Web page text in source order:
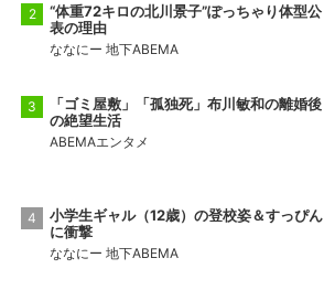
“体重72キロの北川景子”ぽっちゃり体型公
表の理由
ななにー 地下ABEMA
「ゴミ屋敷」「孤独死」布川敏和の離婚後
の絶望生活
ABEMAエンタメ
小学生ギャル（12歳）の登校姿＆すっぴん
に衝撃
ななにー 地下ABEMA